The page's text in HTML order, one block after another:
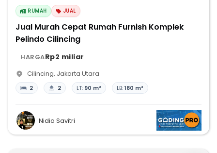
RUMAH JUAL
Jual Murah Cepat Rumah Furnish Komplek
Pelindo Cilincing
HARGARp2 miliar
Cilincing, Jakarta Utara
2 2 LT: 90 m² LB:180 m²
Nidia Savitri